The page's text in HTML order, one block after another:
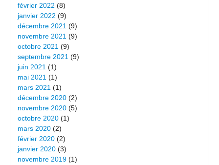
février 2022 (8)
janvier 2022 (9)
décembre 2021 (9)
novembre 2021 (9)
octobre 2021 (9)
septembre 2021 (9)
juin 2021 (1)
mai 2021 (1)
mars 2021 (1)
décembre 2020 (2)
novembre 2020 (5)
octobre 2020 (1)
mars 2020 (2)
février 2020 (2)
janvier 2020 (3)
novembre 2019 (1)